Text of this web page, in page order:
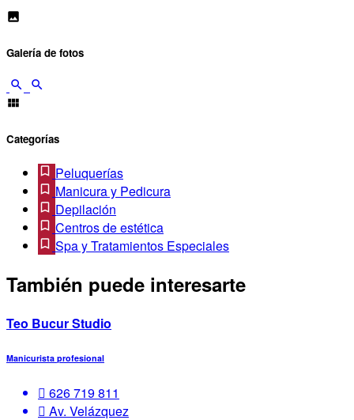
Galería de fotos
Categorías
Peluquerías
Manicura y Pedicura
Depilación
Centros de estética
Spa y Tratamientos Especiales
También puede interesarte
Teo Bucur Studio
Manicurista profesional
626 719 811
Av. Velázquez